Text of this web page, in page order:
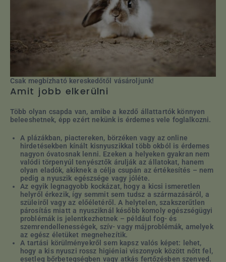
Csak megbízható kereskedőtől vásároljunk!
Amit jobb elkerülni
Több olyan csapda van, amibe a kezdő állattartók könnyen
beleeshetnek, épp ezért nekünk is érdemes vele foglalkozni.
A plázákban, piactereken, börzéken vagy az online
hirdetésekben kínált kisnyuszikkal több okból is érdemes
nagyon óvatosnak lenni. Ezeken a helyeken gyakran nem
valódi törpenyúl tenyésztők árulják az állatokat, hanem
olyan eladók, akiknek a célja csupán az értékesítés – nem
pedig a nyuszik egészsége vagy jóléte.
Az egyik legnagyobb kockázat, hogy a kicsi ismeretlen
helyről érkezik, így semmit sem tudsz a származásáról, a
szüleiről vagy az előéletéről. A helytelen, szakszerűtlen
párosítás miatt a nyusziknál később komoly egészségügyi
problémák is jelentkezhetnek – például fog- és
szemrendellenességek, szív- vagy májproblémák, amelyek
az egész életüket megnehezítik.
A tartási körülményekről sem kapsz valós képet: lehet,
hogy a kis nyuszi rossz higiéniai viszonyok között nőtt fel,
esetleg bőrbetegségben vagy atkás fertőzésben szenved.